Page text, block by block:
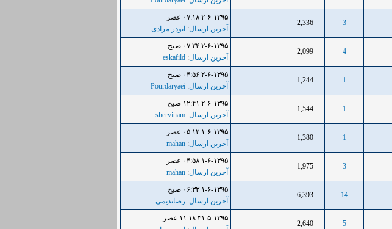
3
2,336
۲-۶-۱۳۹۵ ۰۷:۱۸ عصر
آخرین ارسال: ابوذر مرادی
4
2,099
۲-۶-۱۳۹۵ ۰۷:۲۴ صبح
آخرین ارسال:
eskafild
1
1,244
۲-۶-۱۳۹۵ ۰۴:۵۶ صبح
آخرین ارسال:
Pourdaryaei
1
1,544
۲-۶-۱۳۹۵ ۱۲:۴۱ صبح
آخرین ارسال:
shervinam
1
1,380
۱-۶-۱۳۹۵ ۰۵:۱۲ عصر
آخرین ارسال:
mahan
3
1,975
۱-۶-۱۳۹۵ ۰۴:۵۸ عصر
آخرین ارسال:
mahan
14
6,393
۱-۶-۱۳۹۵ ۰۶:۳۳ صبح
آخرین ارسال: رضاندیمی
5
2,640
۳۱-۵-۱۳۹۵ ۱۱:۱۸ عصر